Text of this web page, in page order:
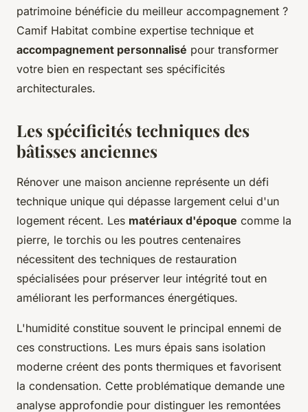
patrimoine bénéficie du meilleur accompagnement ?
Camif Habitat combine expertise technique et
accompagnement personnalisé pour transformer
votre bien en respectant ses spécificités
architecturales.
Les spécificités techniques des
bâtisses anciennes
Rénover une maison ancienne représente un défi
technique unique qui dépasse largement celui d'un
logement récent. Les matériaux d'époque comme la
pierre, le torchis ou les poutres centenaires
nécessitent des techniques de restauration
spécialisées pour préserver leur intégrité tout en
améliorant les performances énergétiques.
L'humidité constitue souvent le principal ennemi de
ces constructions. Les murs épais sans isolation
moderne créent des ponts thermiques et favorisent
la condensation. Cette problématique demande une
analyse approfondie pour distinguer les remontées